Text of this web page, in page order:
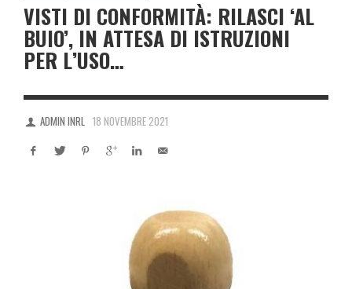
VISTI DI CONFORMITÀ: RILASCI ‘AL
BUIO’, IN ATTESA DI ISTRUZIONI
PER L’USO…
ADMIN INRL 18 NOVEMBRE 2021